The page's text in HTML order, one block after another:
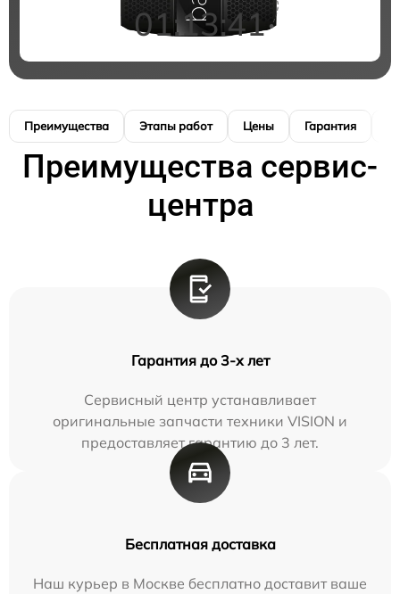
01:13:40
Преимущества Этапы работ Цены Гарантия
Преимущества сервис-
центра
Гарантия до 3-х лет
Сервисный центр устанавливает
оригинальные запчасти техники VISION и
предоставляет гарантию до 3 лет.
Бесплатная доставка
Наш курьер в Москве бесплатно доставит ваше